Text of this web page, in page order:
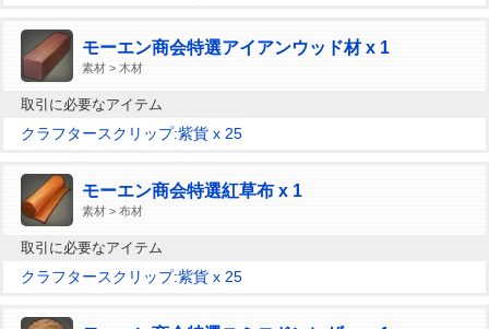
モーエン商会特選アイアンウッド材 x 1
素材 > 木材
取引に必要なアイテム
クラフタースクリップ:紫貨 x 25
モーエン商会特選紅草布 x 1
素材 > 布材
取引に必要なアイテム
クラフタースクリップ:紫貨 x 25